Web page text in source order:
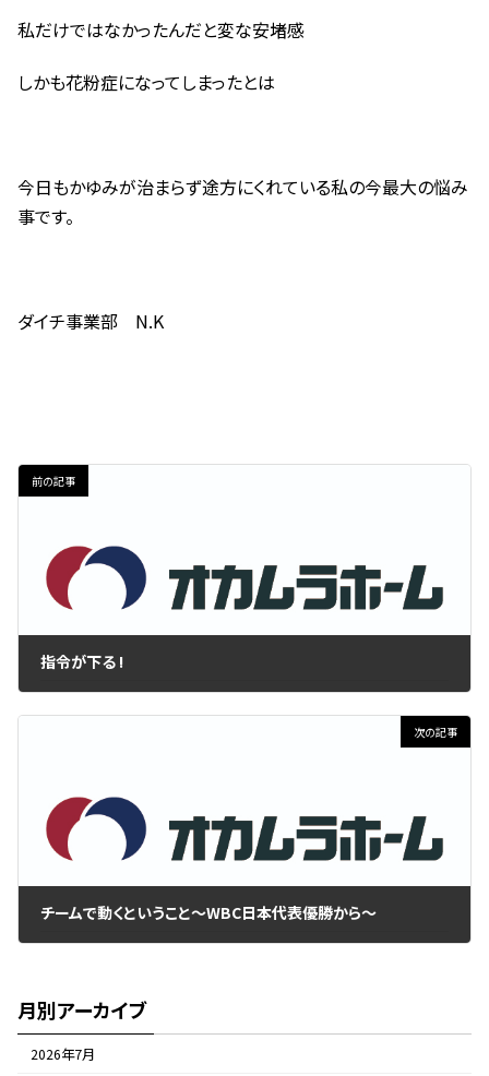
私だけではなかったんだと変な安堵感
しかも花粉症になってしまったとは
今日もかゆみが治まらず途方にくれている私の今最大の悩み
事です。
ダイチ事業部 N.K
前の記事
指令が下る !
次の記事
チームで動くということ～WBC日本代表優勝から～
月別アーカイブ
2026年7月